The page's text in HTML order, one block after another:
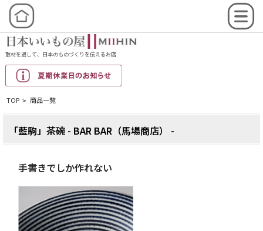
取材を通して、日本のものづくりを伝えるお店
TOP > 商品一覧
「藍駒」茶碗 - BAR BAR（馬場商店） -
手書きでしか作れない